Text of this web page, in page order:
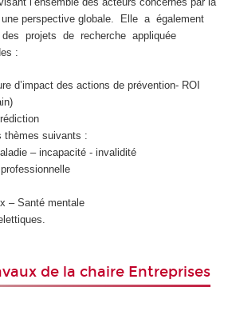
perspective globale. Elle a également
projets de recherche appliquée
:
d’impact des actions de prévention- ROI
thèmes suivants :
– incapacité - invalidité
– Santé mentale
de la chaire Entreprises